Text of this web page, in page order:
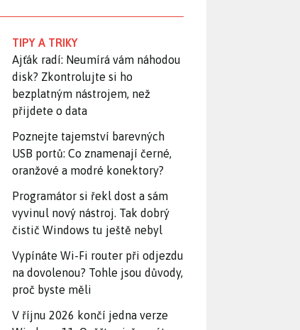
TIPY A TRIKY
Ajťák radí: Neumírá vám náhodou
disk? Zkontrolujte si ho
bezplatným nástrojem, než
přijdete o data
Poznejte tajemství barevných
USB portů: Co znamenají černé,
oranžové a modré konektory?
Programátor si řekl dost a sám
vyvinul nový nástroj. Tak dobrý
čistič Windows tu ještě nebyl
Vypínáte Wi-Fi router při odjezdu
na dovolenou? Tohle jsou důvody,
proč byste měli
V říjnu 2026 končí jedna verze